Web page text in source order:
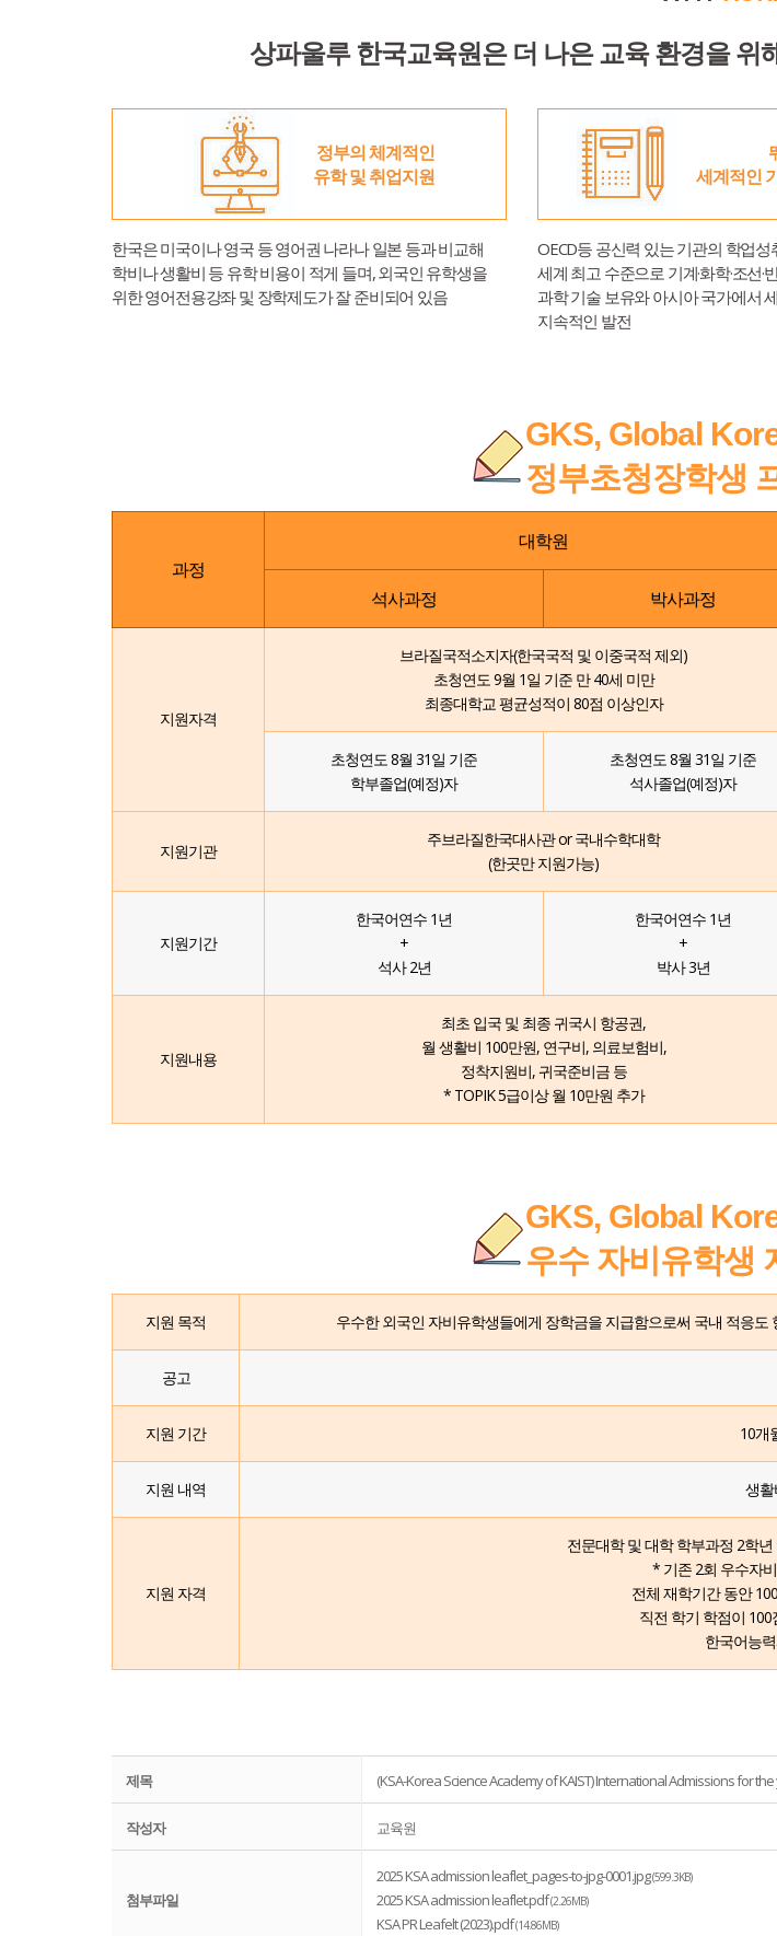
교육원장 인사말
교육원 연혁 및 현황
주요업무소개
한국어
한국어교실
한국어채택교
한국문화교실
한글학교
한글학교 소개
한글학교 행사 사진
자료실
유학 및 취업
한국유학
모국유학
알림마당
공지사항
보도자료
한국어
한국어
상파울루 한국교육원은 더 나은 교육 환경을 위
정부의 체계적인
유학 및 취업지원
한국은 미국이나 영국 등 영어권 나라나 일본 등과 비교해
학비나 생활비 등 유학 비용이 적게 들며, 외국인 유학생을
위한 영어전용강좌 및 장학제도가 잘 준비되어 있음
세계적인
OECD등 공신력 있는 기관의 학업
세계 최고 수준으로 기계·화학·조선·
과학 기술 보유와 아시아 국가에서
지속적인 발전
GKS, Global
정부초청장학생
과정
대학원
석사과정 박사과정
지원자격
브라질국적소지자(한국국적 및 이중국적 제외)
초청연도 9월 1일 기준 만 40세 미만
최종대학교 평균성적이 80점 이상인자
초청연도 8월 31일 기준
학부졸업(예정)자
초청연도 8월 31일 기준
석사졸업(예정)자
지원기관
주브라질한국대사관 or 국내수학대학
(한곳만 지원가능)
지원기간
한국어연수 1년
+
석사 2년
한국어연수 1년
+
박사 3년
지원내용
최초 입국 및 최종 귀국시 항공권,
월 생활비 100만원, 연구비, 의료보험비,
정착지원비, 귀국준비금 등
* TOPIK 5급이상 월 10만원 추가
GKS, Global
우수 자비유학생
지원 목적 우수한 외국인 자비유학생들에게 장학금을 지급함으로써 국내 적응
공고
지원 기간 10개
지원 내역 생활
지원 자격
전문대학 및 대학 학부과정 2학
* 기존 2회 우수자
전체 재학기간 동안
직전 학기 학점이
한국어능
제목 (KSA-Korea Science Academy of KAIST) International Admissions for
작성자 교육원
첨부파일
2025 KSA admission leaflet_pages-to-jpg-0001.jpg(599.3KB)
2025 KSA admission leaflet.pdf(2.26MB)
KSA PR Leafelt (2023).pdf(14.86MB)